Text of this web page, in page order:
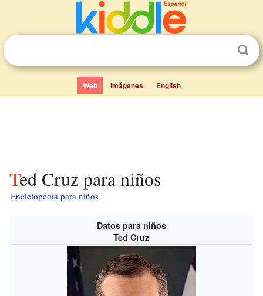
Web Imágenes English
Ted Cruz para niños
Enciclopedia para niños
Datos para niños
Ted Cruz